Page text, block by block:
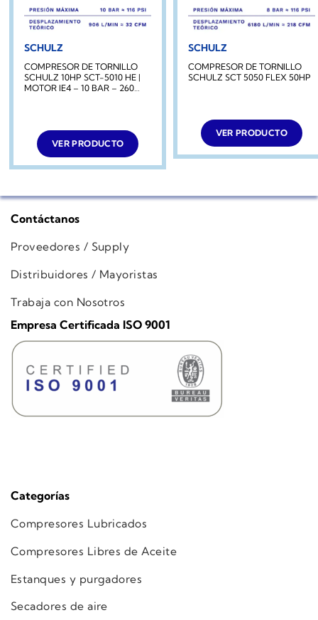
SCHULZ
COMPRESOR DE TORNILLO
SCHULZ 10HP SCT-5010 HE |
MOTOR IE4 – 10 BAR – 260
VER PRODUCTO
SCHULZ
COMPRESOR DE TORNILLO
SCHULZ SCT 5050 FLEX 50HP
VER PRODUCTO
Categorías
Compresores Lubricados
Compresores Libres de Aceite
Estanques y purgadores
Secadores de aire
Contáctanos
Proveedores / Supply
Distribuidores / Mayoristas
Trabaja con Nosotros
Empresa Certificada ISO 9001